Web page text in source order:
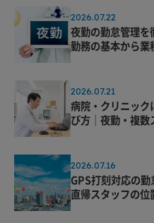
2026.07.22
夜勤の勤怠管理を
勤務の基本から業
2026.07.21
病院・クリニック
び方｜夜勤・複
2026.07.16
GPS打刻対応の
直帰スタッフの